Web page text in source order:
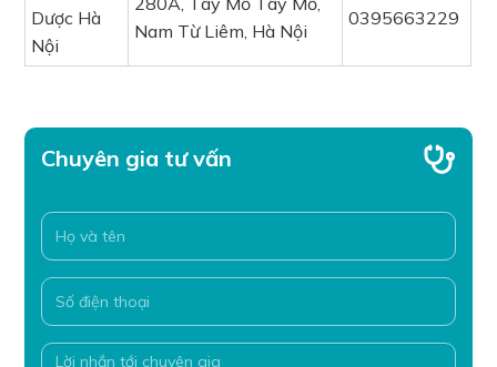
Dược Hà
Nội
Nam Từ Liêm, Hà Nội
0395663229
Chuyên gia tư vấn